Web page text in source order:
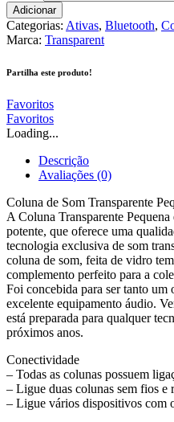
Adicionar
Categorias: Ativas, Bluetooth,
Marca: Transparent
Partilha este produto!
Favoritos
Favoritos
Loading...
Descrição
Avaliações (0)
Coluna de Som Transparente
A Coluna Transparente
potente, que oferece uma
tecnologia exclusiva de som
coluna de som, feita de vidro
complemento perfeito para a
Foi concebida para ser tanto um
excelente equipamento áudio.
está preparada para qualquer
próximos anos.
Conectividade
– Todas as colunas possuem
– Ligue duas colunas sem fios e
– Ligue vários dispositivos com